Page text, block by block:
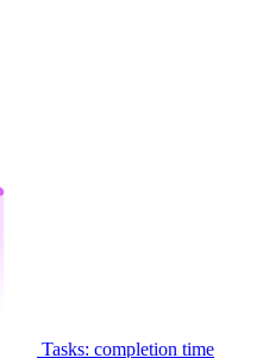
Tasks: completion time